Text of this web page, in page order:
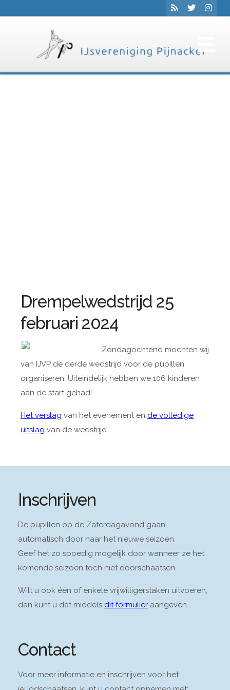
Inschrijven
De pupillen op de Zaterdagavond gaan
automatisch door naar het nieuwe seizoen.
Geef het zo spoedig mogelijk door wanneer ze het
komende seizoen toch niet doorschaatsen.
Wilt u ook één of enkele vrijwilligerstaken uitvoeren,
dan kunt u dat middels dit formulier aangeven.
Contact
Voor meer informatie en inschrijven voor het
Drempelwedstrijd 25
februari 2024
Zondagochtend mochten wij
van IJVP de derde wedstrijd voor de pupillen
organiseren. Uiteindelijk hebben we 106 kinderen
aan de start gehad!
Het verslag van het evenement en de volledige
uitslag van de wedstrijd.